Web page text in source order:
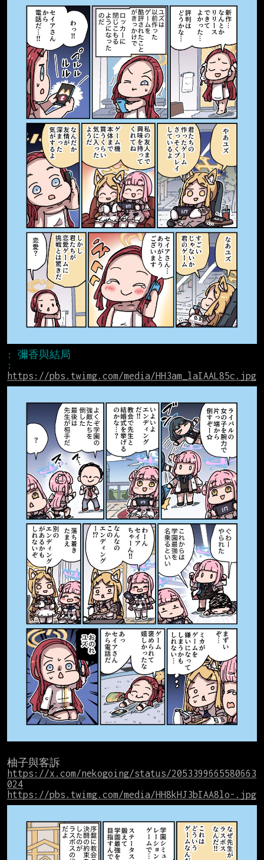
https://pbs.twimg.com/media/HH3am_laIAAL85c.jpg
https://x.com/nekogoing/status/2053399665580663
024
https://pbs.twimg.com/media/HH8kHJ3bIAA8lo-.jpg